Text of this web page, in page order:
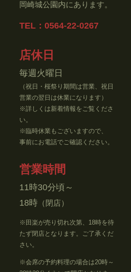
岡崎城公園内にあります。
TEL：0564-22-0267
店休日
毎週火曜日
（祝日・桜祭り期間は営業、祝日
営業の翌日は休業になります）
※詳しくは新着情報をご覧くださ
い。
※臨時休業もございますので、
事前にお電話でご確認ください。
営業時間
11時30分頃～
18時 （閉店）
※田楽が売り切れ次第、 18時を待
たず閉店となります。ご了承くだ
さい。
※会席の予約料理の場合は20時～